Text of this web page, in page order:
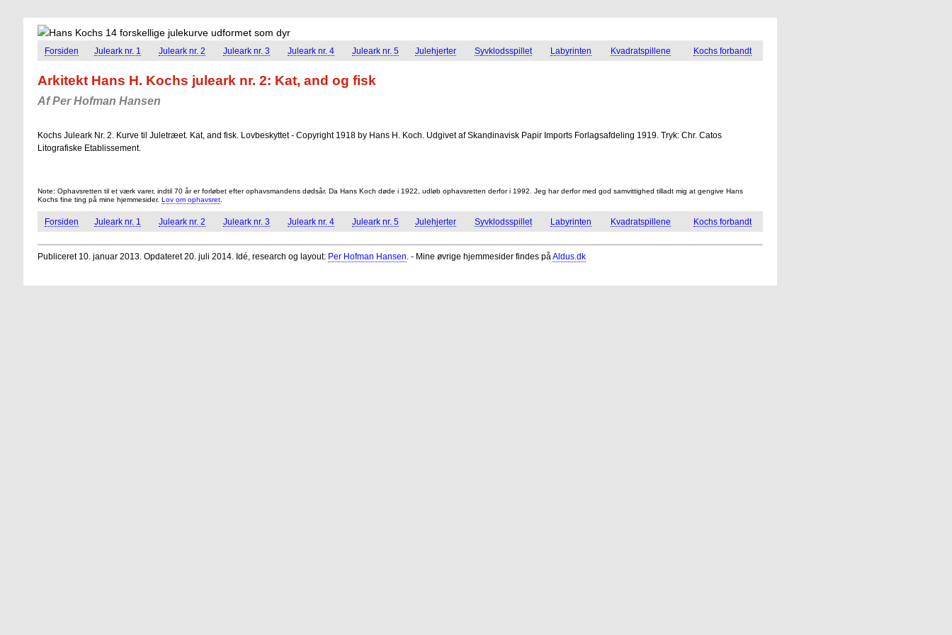
Forsiden Juleark nr. 1 Juleark nr. 2 Juleark nr. 3 Juleark nr. 4 Juleark nr. 5 Julehjerter Syvklodsspillet Labyrinten Kvadratspillene Kochs forbandt
Arkitekt Hans H. Kochs juleark nr. 2: Kat, and og fisk
Af Per Hofman Hansen
Kochs Juleark Nr. 2. Kurve til Juletræet. Kat, and fisk. Lovbeskyttet - Copyright 1918 by Hans H. Koch. Udgivet af Skandinavisk Papir Imports Forlagsafdeling 1919. Tryk: Chr. Catos
Litografiske Etablissement.
Note: Ophavsretten til et værk varer, indtil 70 år er forløbet efter ophavsmandens dødsår. Da Hans Koch døde i 1922, udløb ophavsretten derfor i 1992. Jeg har derfor med god samvittighed tilladt mig at gengive Hans
Kochs fine ting på mine hjemmesider. Lov om ophavsret
Forsiden Juleark nr. 1 Juleark nr. 2 Juleark nr. 3 Juleark nr. 4 Juleark nr. 5 Julehjerter Syvklodsspillet Labyrinten Kvadratspillene Kochs forbandt
Publiceret 10. januar 2013. Opdateret 20. juli 2014. Idé, research og layout: Per Hofman Hansen. - Mine øvrige hjemmesider findes påAldus.dk